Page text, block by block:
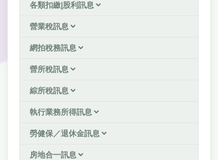
各類扣繳|股利訊息
營業稅訊息
網拍稅務訊息
營所稅訊息
綜所稅訊息
執行業務所得訊息
勞健保／退休金訊息
房地合一訊息